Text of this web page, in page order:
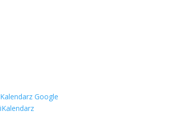
Kalendarz Google
iKalendarz